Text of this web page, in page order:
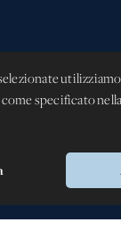
specificato